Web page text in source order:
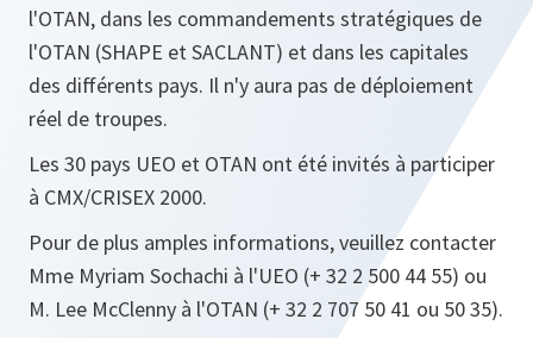
l'OTAN, dans les commandements stratégiques de
l'OTAN (SHAPE et SACLANT) et dans les capitales
des différents pays. Il n'y aura pas de déploiement
réel de troupes.
Les 30 pays UEO et OTAN ont été invités à participer
à CMX/CRISEX 2000.
Pour de plus amples informations, veuillez contacter
Mme Myriam Sochachi à l'UEO (+ 32 2 500 44 55) ou
M. Lee McClenny à l'OTAN (+ 32 2 707 50 41 ou 50 35).